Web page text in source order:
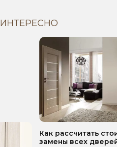
ИНТЕРЕСНО
Как рассчитать
замены всех